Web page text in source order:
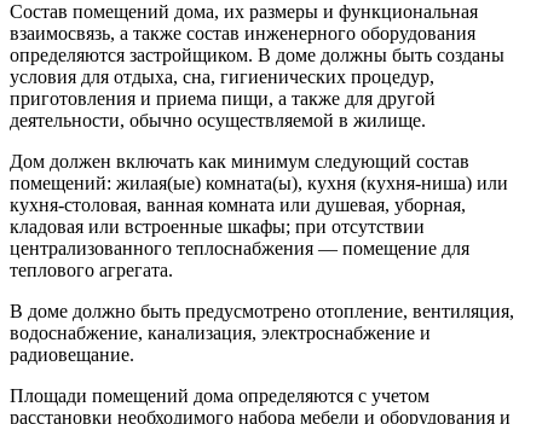
Состав помещений дома, их размеры и функциональная
взаимосвязь, а также состав инженерного оборудования
определяются застройщиком. В доме должны быть созданы
условия для отдыха, сна, гигиенических процедур,
приготовления и приема пищи, а также для другой
деятельности, обычно осуществляемой в жилище.
Дом должен включать как минимум следующий состав
помещений: жилая(ые) комната(ы), кухня (кухня-ниша) или
кухня-столовая, ванная комната или душевая, уборная,
кладовая или встроенные шкафы; при отсутствии
централизованного теплоснабжения — помещение для
теплового агрегата.
В доме должно быть предусмотрено отопление, вентиляция,
водоснабжение, канализация, электроснабжение и
радиовещание.
Площади помещений дома определяются с учетом
расстановки необходимого набора мебели и оборудования и